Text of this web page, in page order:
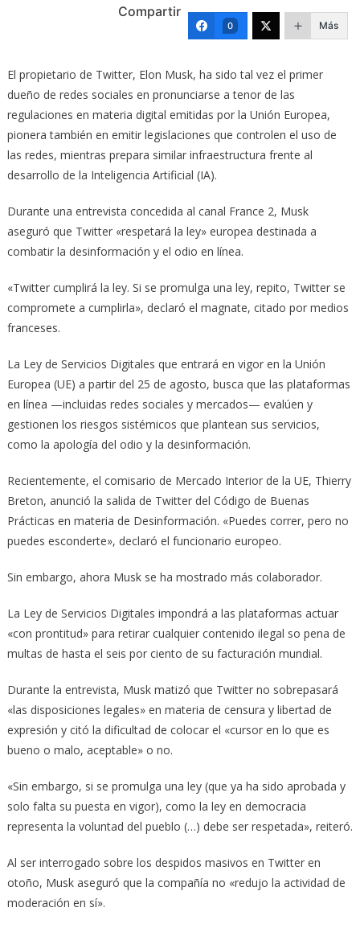
Compartir
0 Más
El propietario de Twitter, Elon Musk, ha sido tal vez el primer
dueño de redes sociales en pronunciarse a tenor de las
regulaciones en materia digital emitidas por la Unión Europea,
pionera también en emitir legislaciones que controlen el uso de
las redes, mientras prepara similar infraestructura frente al
desarrollo de la Inteligencia Artificial (IA).
Durante una entrevista concedida al canal France 2, Musk
aseguró que Twitter «respetará la ley» europea destinada a
combatir la desinformación y el odio en línea.
«Twitter cumplirá la ley. Si se promulga una ley, repito, Twitter se
compromete a cumplirla», declaró el magnate, citado por medios
franceses.
La Ley de Servicios Digitales que entrará en vigor en la Unión
Europea (UE) a partir del 25 de agosto, busca que las plataformas
en línea —incluidas redes sociales y mercados— evalúen y
gestionen los riesgos sistémicos que plantean sus servicios,
como la apología del odio y la desinformación.
Recientemente, el comisario de Mercado Interior de la UE, Thierry
Breton, anunció la salida de Twitter del Código de Buenas
Prácticas en materia de Desinformación. «Puedes correr, pero no
puedes esconderte», declaró el funcionario europeo.
Sin embargo, ahora Musk se ha mostrado más colaborador.
La Ley de Servicios Digitales impondrá a las plataformas actuar
«con prontitud» para retirar cualquier contenido ilegal so pena de
multas de hasta el seis por ciento de su facturación mundial.
Durante la entrevista, Musk matizó que Twitter no sobrepasará
«las disposiciones legales» en materia de censura y libertad de
expresión y citó la dificultad de colocar el «cursor en lo que es
bueno o malo, aceptable» o no.
«Sin embargo, si se promulga una ley (que ya ha sido aprobada y
solo falta su puesta en vigor), como la ley en democracia
representa la voluntad del pueblo (…) debe ser respetada», reiteró.
Al ser interrogado sobre los despidos masivos en Twitter en
otoño, Musk aseguró que la compañía no «redujo la actividad de
moderación en sí».